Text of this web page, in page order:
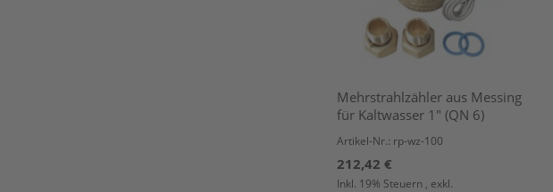
Mehrstrahlzähler aus Messing
für Kaltwasser 1" (QN 6)
Artikel-Nr.: rp-wz-100
212,42 €
Inkl. 19% Steuern , exkl.